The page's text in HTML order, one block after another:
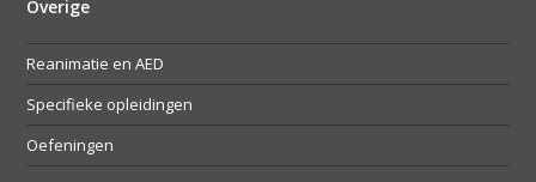
Overige
Reanimatie en AED
Specifieke opleidingen
Oefeningen